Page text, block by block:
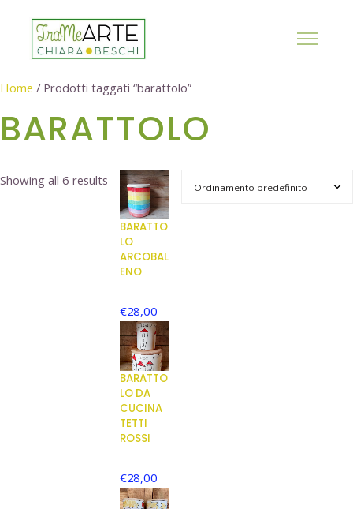
Home / Prodotti taggati “barattolo”
BARATTOLO
Showing all 6 results
BARATTO
LO
ARCOBAL
ENO
€28,00
BARATTO
LO DA
CUCINA
TETTI
ROSSI
€28,00